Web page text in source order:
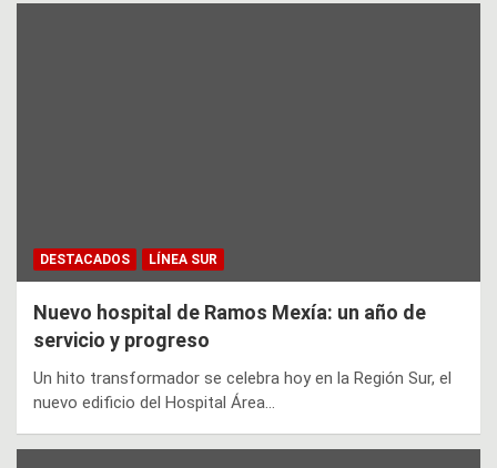
DESTACADOS LÍNEA SUR
Nuevo hospital de Ramos Mexía: un año de
servicio y progreso
Un hito transformador se celebra hoy en la Región Sur, el
nuevo edificio del Hospital Área…